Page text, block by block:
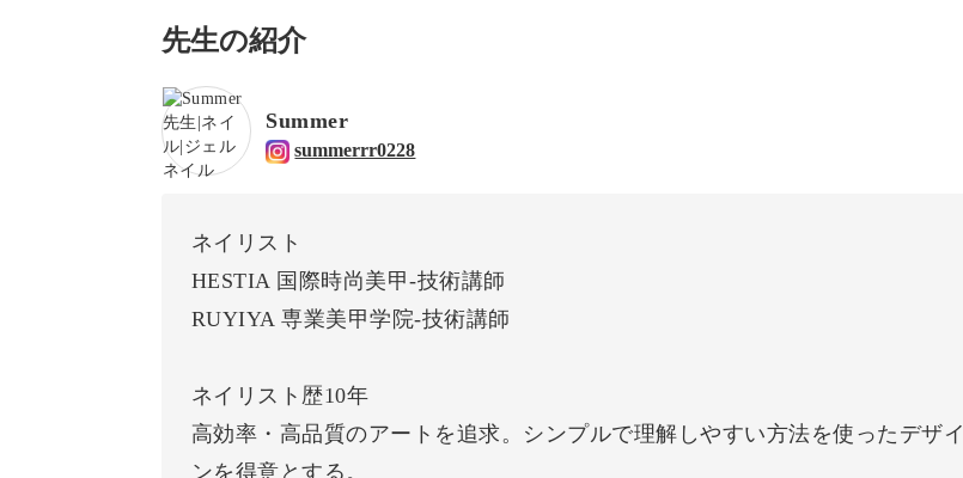
先生の紹介
Summer
summerrr0228
ネイリスト
HESTIA 国際時尚美甲-技術講師
RUYIYA 専業美甲学院-技術講師
ネイリスト歴10年
高効率・高品質のアートを追求。シンプルで理解しやすい方法を使ったデザイ
ンを得意とする。